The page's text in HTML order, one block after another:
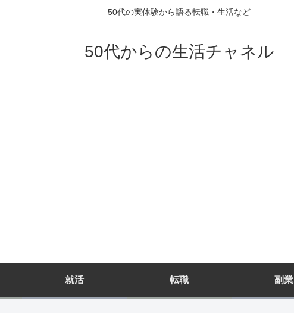
50代の実体験から語る転職・生活など
50代からの生活チャネル
就活 転職 副業